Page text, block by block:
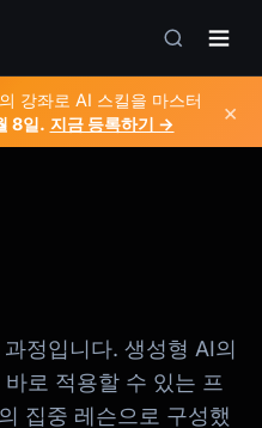
강좌로 AI 스킬을 마스터
8일. 지금 등록하기 → ×
정입니다. 생성형 AI의
로 적용할 수 있는 프
집중 레슨으로 구성했